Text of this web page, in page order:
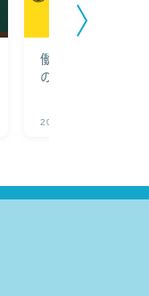
働く時間は自分
の？
2024.01.03